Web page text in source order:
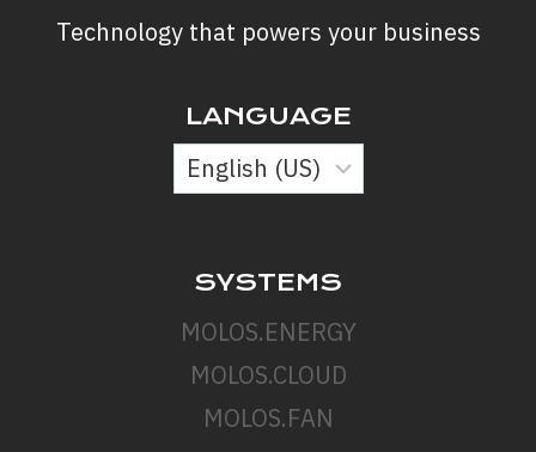
Technology that powers your business
LANGUAGE
SYSTEMS
MOLOS.ENERGY
MOLOS.CLOUD
MOLOS.FAN